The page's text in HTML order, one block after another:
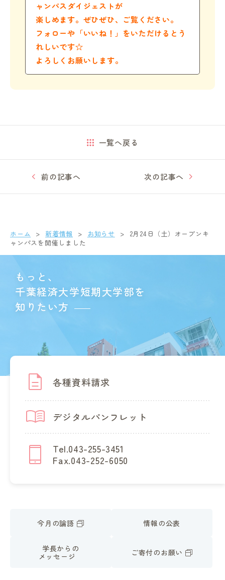
ャンパスダイジェストが
楽しめます。ぜひぜひ、ご覧ください。
フォローや「いいね！」をいただけるとう
れしいです☆
よろしくお願いします。
前の記事へ
一覧へ戻る
次の記事へ
ホーム 新着情報 お知らせ
2月24日（土）オープンキ
ャンパスを開催しました
もっと、
千葉経済大学短期大学部を
知りたい方
各種資料請求
デジタルパンフレット
Tel.043-255-3451
Fax.043-252-6050
今月の論語 情報の公表
学長からの
メッセージ
ご寄付のお願い